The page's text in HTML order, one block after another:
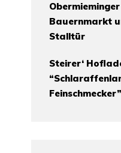
Bauernmarkt
Stalltür
Steirer‘
Feinschmecker”